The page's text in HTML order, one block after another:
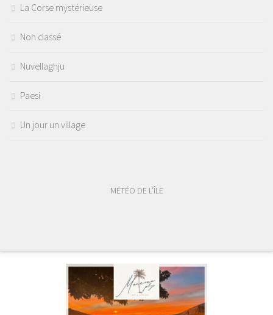
La Corse mystérieuse
Non classé
Nuvellaghju
Paesi
Un jour un village
MÉTÉO DE L'ÎLE